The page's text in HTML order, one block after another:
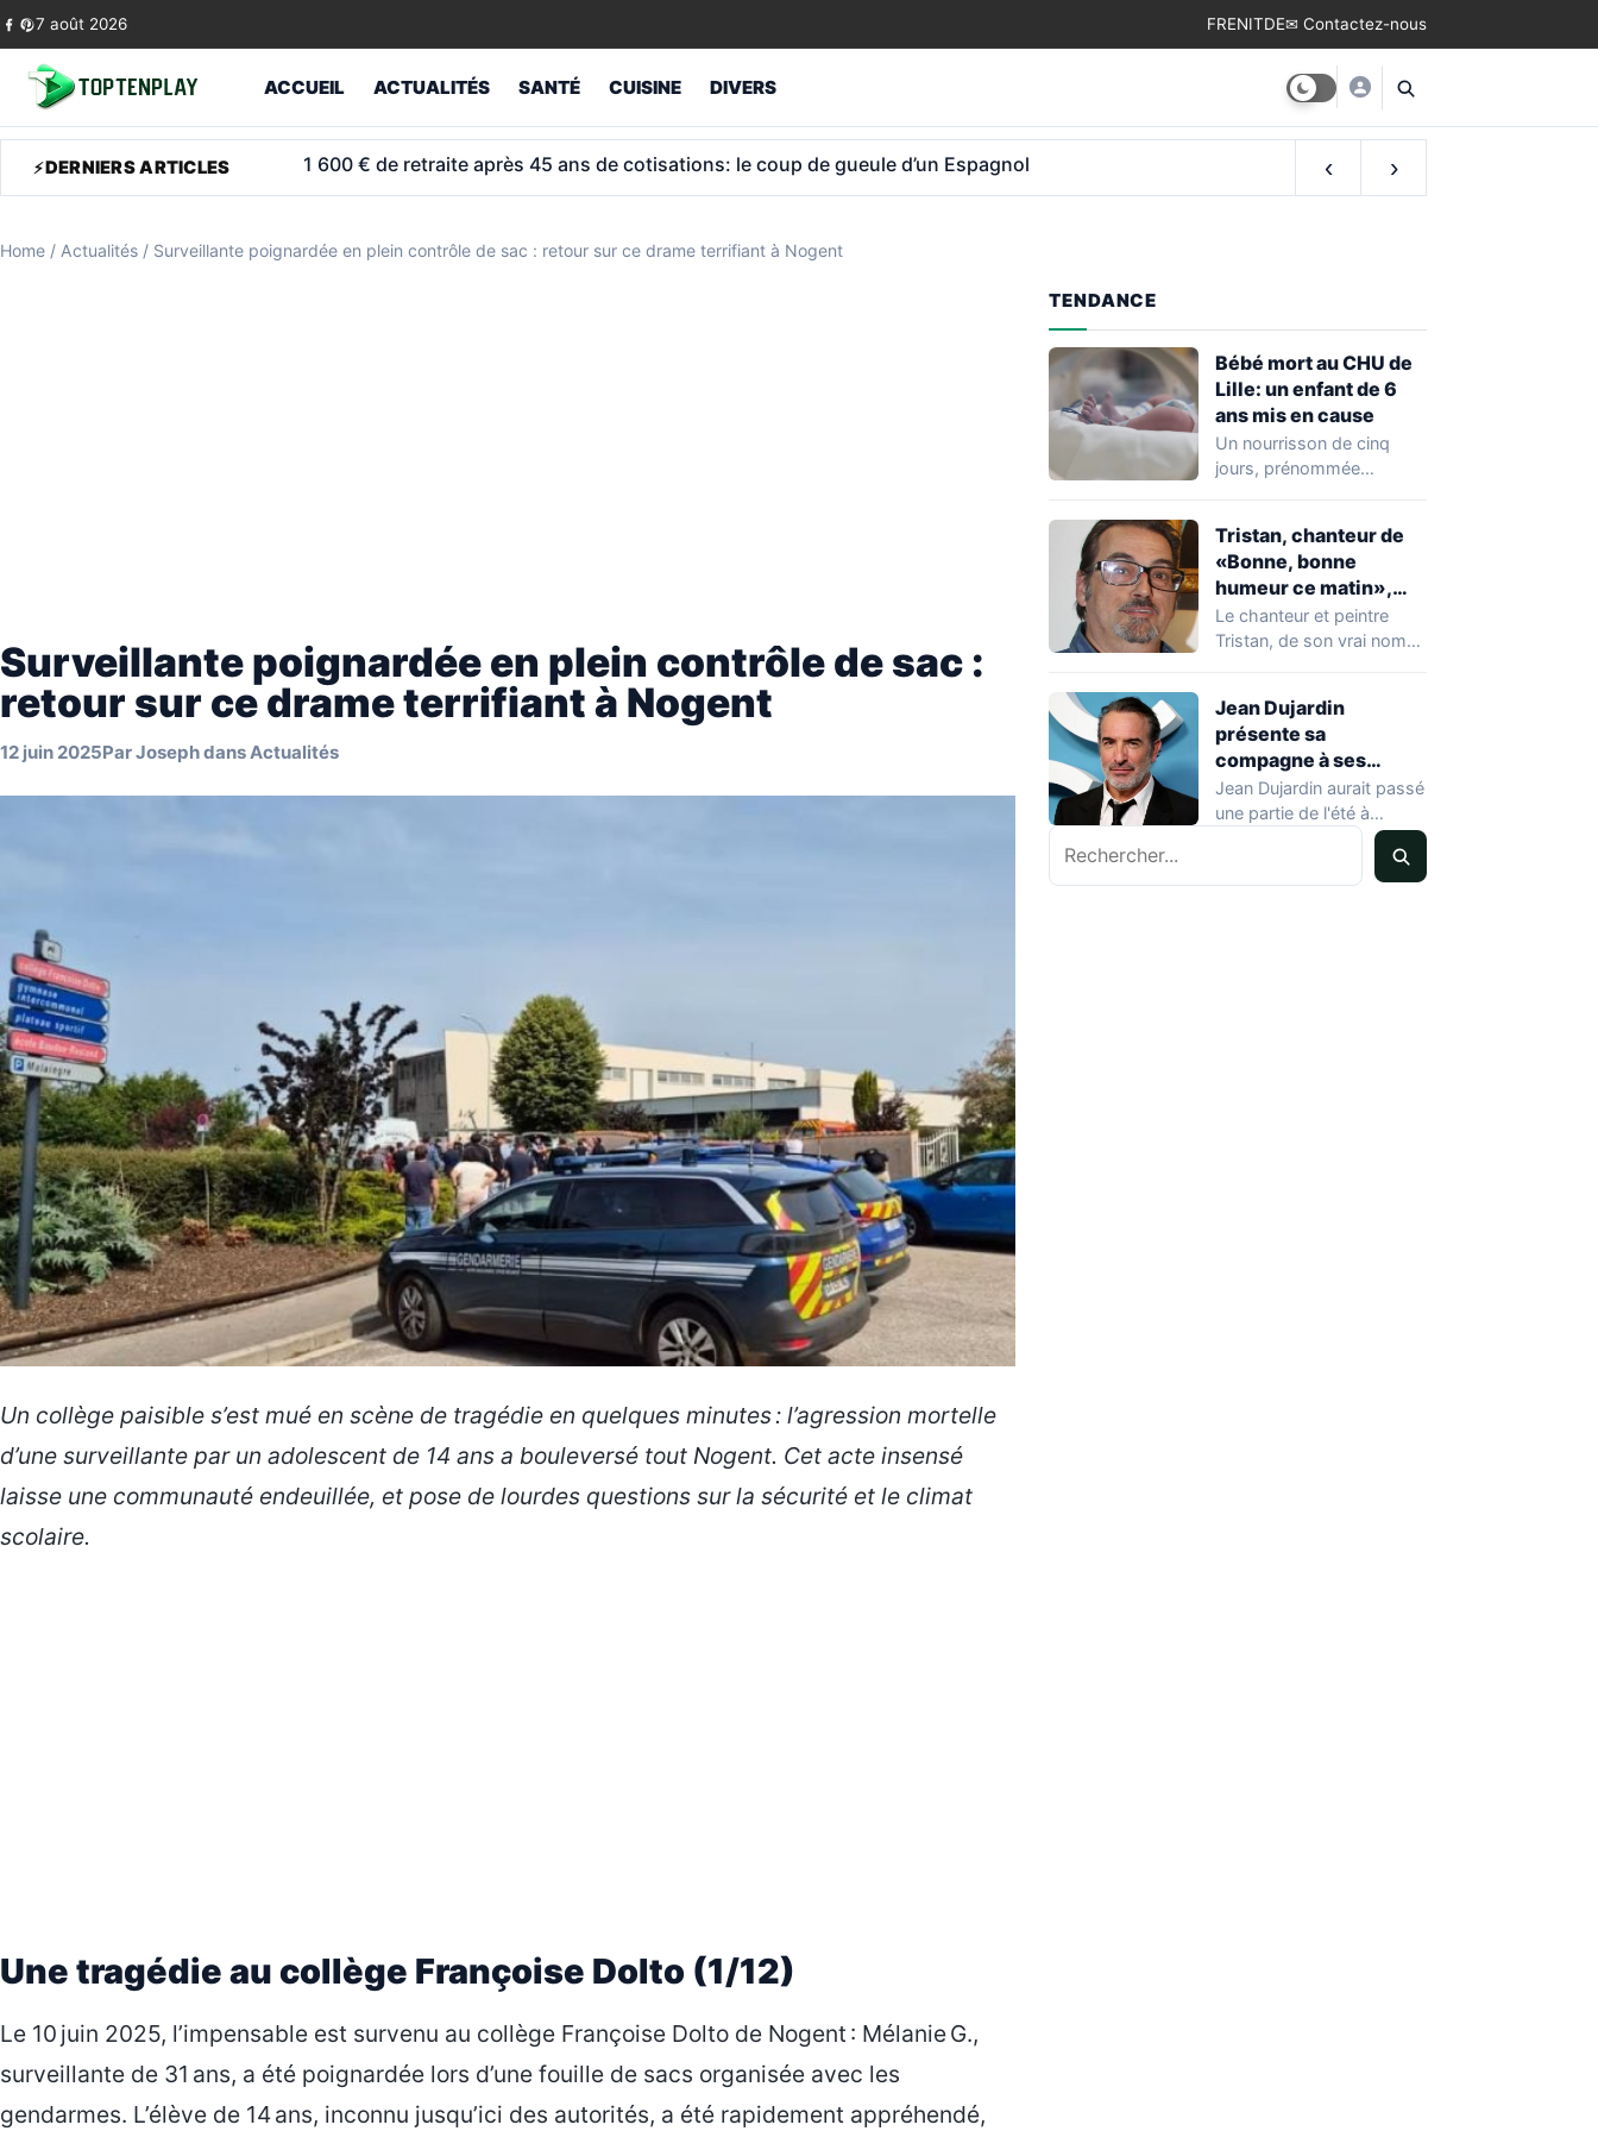
Skip to content
7 août 2026 FRENITDE✉ Contactez-nous
ACCUEIL ACTUALITÉS SANTÉ CUISINE DIVERS
DERNIERS ARTICLES 1 600 € de retraite après 45 ans de cotisations: le coup de gueule d’un Espagnol ‹ ›
Home / Actualités / Surveillante poignardée en plein contrôle de sac : retour sur ce drame terrifiant à Nogent
Surveillante poignardée en plein contrôle de sac :
retour sur ce drame terrifiant à Nogent
12 juin 2025ParJosephdansActualités
Un collège paisible s’est mué en scène de tragédie en quelques minutes : l’agression mortelle
d’une surveillante par un adolescent de 14 ans a bouleversé tout Nogent. Cet acte insensé
laisse une communauté endeuillée, et pose de lourdes questions sur la sécurité et le climat
scolaire.
Une tragédie au collège Françoise Dolto (1/12)
Le 10 juin 2025, l’impensable est survenu au collège Françoise Dolto de Nogent : Mélanie G.,
surveillante de 31 ans, a été poignardée lors d’une fouille de sacs organisée avec les
gendarmes. L’élève de 14 ans, inconnu jusqu’ici des autorités, a été rapidement appréhendé,
TENDANCE
Bébé mort au CHU de
Lille: un enfant de 6
ans mis en cause
Un nourrisson de cinq
jours, prénommée
Tristan, chanteur de
«Bonne, bonne
humeur ce matin»,
mort à 68 ans
Le chanteur et peintre
Tristan, de son vrai nom
Jean Dujardin
présente sa
compagne à ses
enfants à Soulac-sur-
Mer
Jean Dujardin aurait passé
une partie de l'été à
Soulac-sur-Mer, en
Gironde, en compagnie…